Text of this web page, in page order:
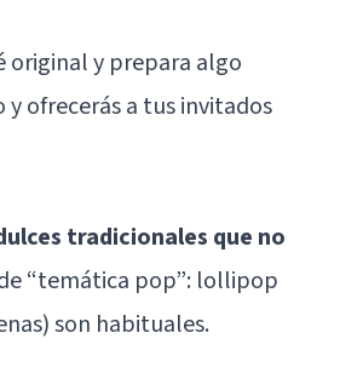
original y prepara algo
ofrecerás a tus invitados
tradicionales que no
“temática pop”: lollipop
son habituales.